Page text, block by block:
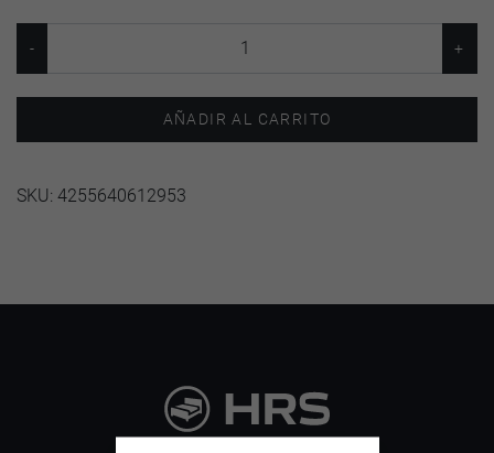
AÑADIR AL CARRITO
SKU: 4255640612953